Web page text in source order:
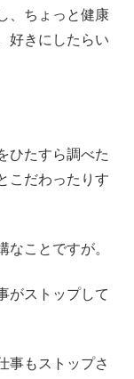
、ちょっと健康
好きにしたらい
ひたすら調べた
こだわったりす
ことですが。
がストップして
事もストップさ